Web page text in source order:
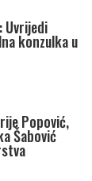
Uvrijedi
konzulka u
Popović,
Šabović